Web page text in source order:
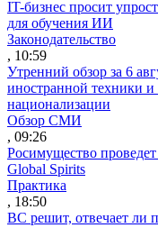
IT-бизнес просит
для обучения ИИ
Законодательство
, 10:59
Утренний обзор за 6
иностранной техники
национализации
Обзор СМИ
, 09:26
Росимущество
Global Spirits
Практика
, 18:50
ВС решит, отвечает ли